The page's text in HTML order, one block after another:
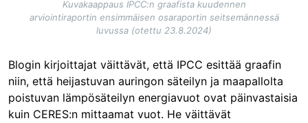
Kuvakaappaus IPCC:n graafista kuudennen
arviointiraportin ensimmäisen osaraportin seitsemännessä
luvussa (otettu 23.8.2024)
Blogin kirjoittajat väittävät, että IPCC esittää graafin
niin, että heijastuvan auringon säteilyn ja maapallolta
poistuvan lämpösäteilyn energiavuot ovat päinvastaisia
kuin CERES:n mittaamat vuot. He väittävät